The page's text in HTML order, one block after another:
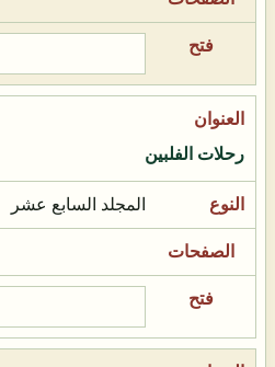
رحلات الفلبين
المجلد السابع عشر